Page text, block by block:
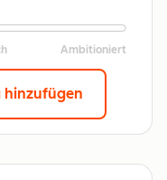
hinzufügen